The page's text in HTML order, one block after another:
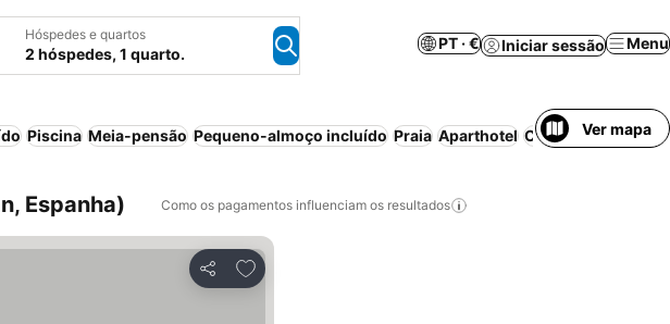
Hóspedes e quartos
2 hóspedes, 1 quarto.
PT · € Iniciar sessão Menu
Piscina Meia-pensão Pequeno-almoço incluído Praia Aparthotel Cancelamento
Ver mapa
Espanha) Como os pagamentos influenciam os resultados
Partilhar
Adicionar aos favoritos